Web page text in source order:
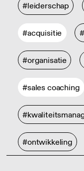
#leiderschap
#acquisitie
#organisatie
#sales coaching
#ontwikkeling